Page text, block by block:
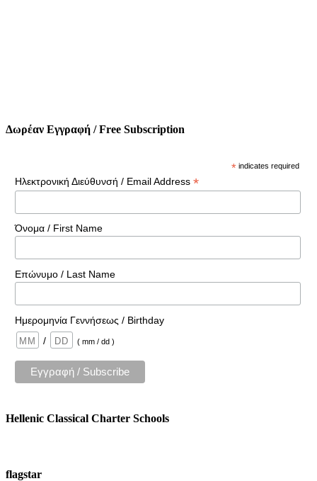
Δωρέαν Εγγραφή / Free Subscription
* indicates required
Ηλεκτρονική Διεύθυνσή / Email Address *
Όνομα / First Name
Επώνυμο / Last Name
Ημερομηνία Γεννήσεως / Birthday
/
( mm / dd )
Hellenic Classical Charter Schools
flagstar